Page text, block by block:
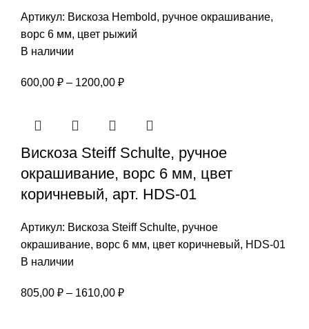
Артикул: Вискоза Hembold, ручное окрашивание,
ворс 6 мм, цвет рыжий
В наличии
600,00 ₽ – 1200,00 ₽Диапазон
1200,00 ₽
Вискоза Steiff Schulte, ручное
окрашивание, ворс 6 мм, цвет
коричневый, арт. HDS-01
Артикул: Вискоза Steiff Schulte, ручное
окрашивание, ворс 6 мм, цвет коричневый, HDS-01
В наличии
805,00 ₽ – 1610,00 ₽Диапазон